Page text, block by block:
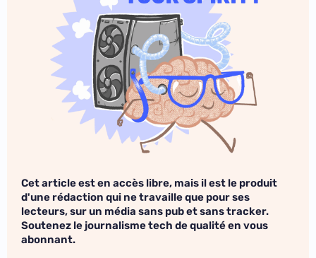
Cet article est en accès libre, mais il est le produit
d'une rédaction qui ne travaille que pour ses
lecteurs, sur un média sans pub et sans tracker.
Soutenez le journalisme tech de qualité en vous
abonnant.